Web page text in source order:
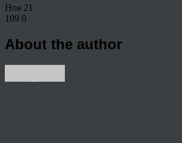
Ноя 21
109 0
About the author